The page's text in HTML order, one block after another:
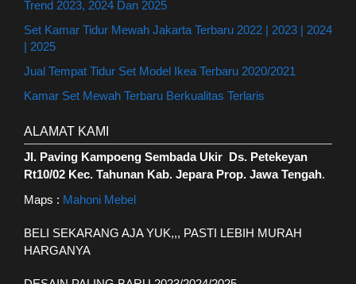
Trend 2023, 2024 Dan 2025
Set Kamar Tidur Mewah Jakarta Terbaru 2022 | 2023 | 2024
| 2025
Jual Tempat Tidur Set Model Ikea Terbaru 2020/2021
Kamar Set Mewah Terbaru Berkualitas Terlaris
ALAMAT KAMI
Jl. Paving Kampoeng Sembada Ukir Ds. Petekeyan
Rt10/02 Kec. Tahunan Kab. Jepara Prop. Jawa Tengah.
Maps : Mahoni Mebel
BELI SEKARANG AJA YUK,,, PASTI LEBIH MURAH
HARGANYA